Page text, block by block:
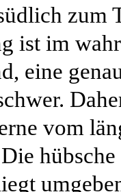
zum
ist im
eine
vom
hübsche